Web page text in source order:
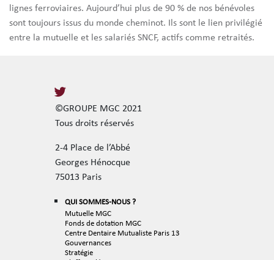
lignes ferroviaires. Aujourd’hui plus de 90 % de nos bénévoles
sont toujours issus du monde cheminot. Ils sont le lien privilégié
entre la mutuelle et les salariés SNCF, actifs comme retraités.
©GROUPE MGC 2021
Tous droits réservés
2-4 Place de l’Abbé
Georges Hénocque
75013 Paris
QUI SOMMES-NOUS ?
Mutuelle MGC
Fonds de dotation MGC
Centre Dentaire Mutualiste Paris 13
Gouvernances
Stratégie